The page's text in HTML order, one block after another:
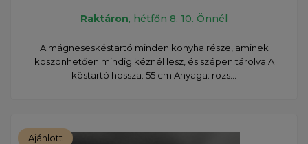
Raktáron, hétfőn 8. 10. Önnél
A mágneseskéstartó minden konyha része, aminek
köszönhetően mindig kéznél lesz, és szépen tárolva A
köstartó hossza: 55 cm Anyaga: rozs...
Ajánlott